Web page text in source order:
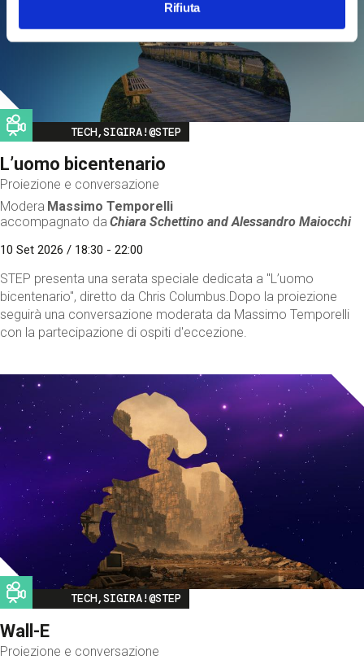
Rifiuta
Image
TECH,SIGIRA!@STEP
L’uomo bicentenario
Proiezione e conversazione
Modera Massimo Temporelli
accompagnato da Chiara Schettino andAlessandro Maiocchi
10 Set 2026 / 18:30 - 22:00
STEP presenta una serata speciale dedicata a "L’uomo
bicentenario", diretto da Chris Columbus.Dopo la proiezione
seguirà una conversazione moderata da Massimo Temporelli
con la partecipazione di ospiti d'eccezione.
Image
TECH,SIGIRA!@STEP
Wall-E
Proiezione e conversazione